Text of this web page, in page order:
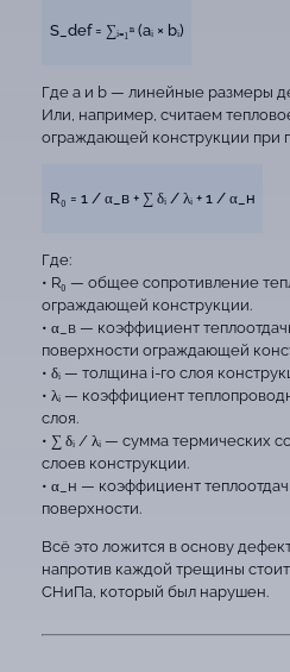
S_def = ∑ᵢ₌₁ⁿ (aᵢ × bᵢ)
Где a и b — линейные размеры
Или, например, считаем
ограждающей конструкции при
R₀ = 1 / α_в + ∑ δᵢ / λᵢ + 1 / α_н
Где:
• R₀ — общее сопротивление
ограждающей конструкции.
• α_в — коэффициент
поверхности ограждающей
• δᵢ — толщина i-го слоя
• λᵢ — коэффициент
слоя.
• ∑ δᵢ / λᵢ — сумма термических
слоев конструкции.
• α_н — коэффициент
поверхности.
Всё это ложится в основу
напротив каждой трещины
СНиПа, который был нарушен.